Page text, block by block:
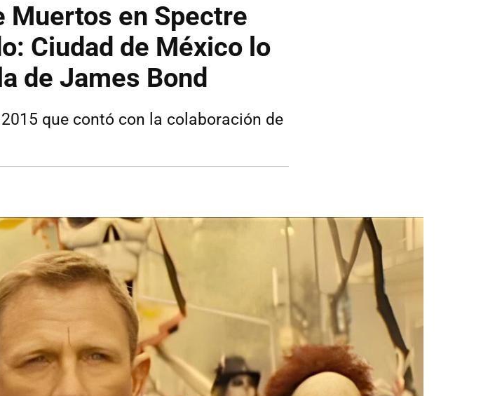
Muertos en Spectre
Ciudad de México lo
de James Bond
que contó con la colaboración de